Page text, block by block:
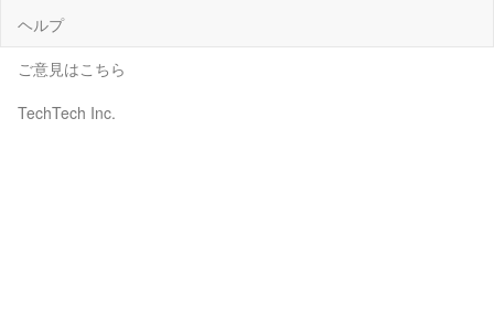
ヘルプ
ご意見はこちら
TechTech Inc.